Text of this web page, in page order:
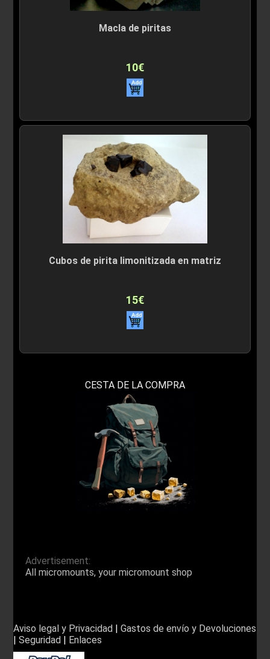
Macla de piritas
10€
Cubos de pirita limonitizada en matriz
15€
CESTA DE LA COMPRA
Advertisement:
All micromounts, your micromount shop
Aviso legal y Privacidad |Gastos de envío y Devoluciones
|Seguridad Enlaces